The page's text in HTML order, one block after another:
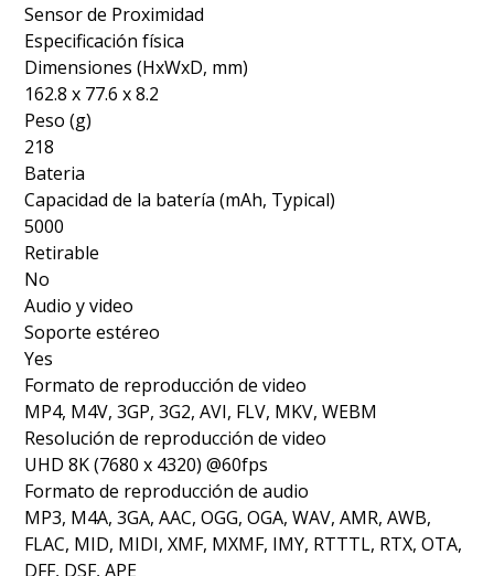
Sensor de Proximidad
Especificación física
Dimensiones (HxWxD, mm)
162.8 x 77.6 x 8.2
Peso (g)
218
Bateria
Capacidad de la batería (mAh, Typical)
5000
Retirable
No
Audio y video
Soporte estéreo
Yes
Formato de reproducción de video
MP4, M4V, 3GP, 3G2, AVI, FLV, MKV, WEBM
Resolución de reproducción de video
UHD 8K (7680 x 4320) @60fps
Formato de reproducción de audio
MP3, M4A, 3GA, AAC, OGG, OGA, WAV, AMR, AWB,
FLAC, MID, MIDI, XMF, MXMF, IMY, RTTTL, RTX, OTA,
DFF, DSF, APE